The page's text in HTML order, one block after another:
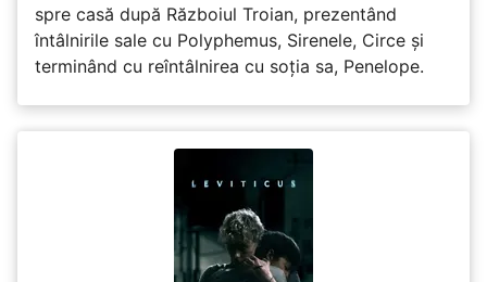
spre casă după Războiul Troian, prezentând
întâlnirile sale cu Polyphemus, Sirenele, Circe și
terminând cu reîntâlnirea cu soția sa, Penelope.